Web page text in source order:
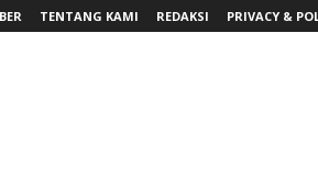
TENTANG KAMI REDAKSI PRIVACY &